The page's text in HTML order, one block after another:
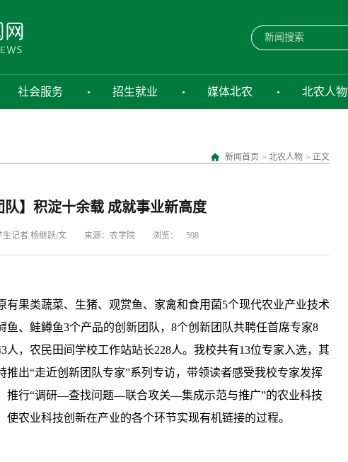
社会服务 招生就业 媒体北农 北农人物
新闻首页 > 北农人物 > 正文
队】积淀十余载 成就事业新高度
记者 杨继跃/文 来源：农学院 浏览： 598
有果类蔬菜、生猪、观赏鱼、家禽和食用菌5个现代农业产业技术
鱼、鲑鳟鱼3个产品的创新团队， 8个创新团队共聘任首席专家8
人，农民田间学校工作站站长228人。 我校共有13位专家入选，其
推出“走近创新团队专家”系列专访，带领读者感受我校专家发挥
推行“调研—查找问题—联合攻关—集成示范与推广”的农业科技
使农业科技创新在产业的各个环节实现有机链接的过程。